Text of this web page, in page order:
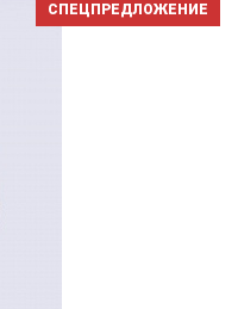
СПЕЦПРЕДЛОЖЕНИЕ